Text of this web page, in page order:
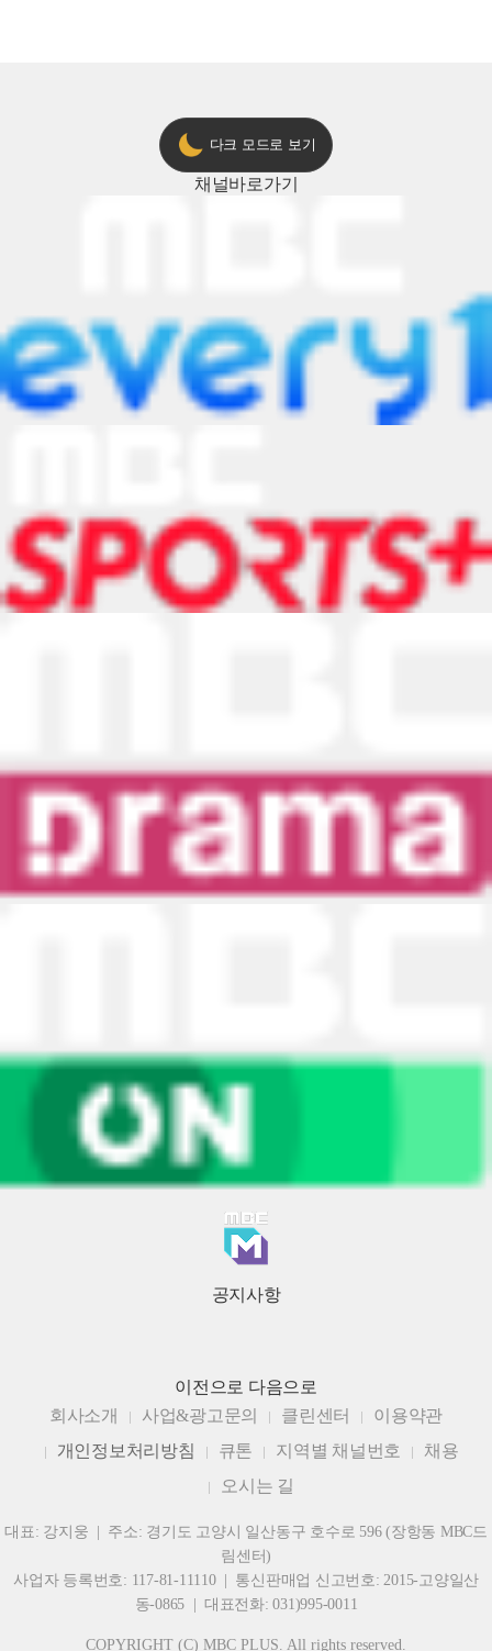
다크 모드로 보기
채널바로가기
공지사항
이전으로 다음으로
회사소개
사업&광고문의 클린센터
이용약관
개인정보처리방침
큐톤 지역별 채널번호
채용
오시는 길
대표: 강지웅 | 주소: 경기도 고양시 일산동구 호수로 596 (장항동 MBC드
림센터)
사업자 등록번호: 117-81-11110 | 통신판매업 신고번호: 2015-고양일산
동-0865 | 대표전화: 031)995-0011
COPYRIGHT (C) MBC PLUS. All rights reserved.